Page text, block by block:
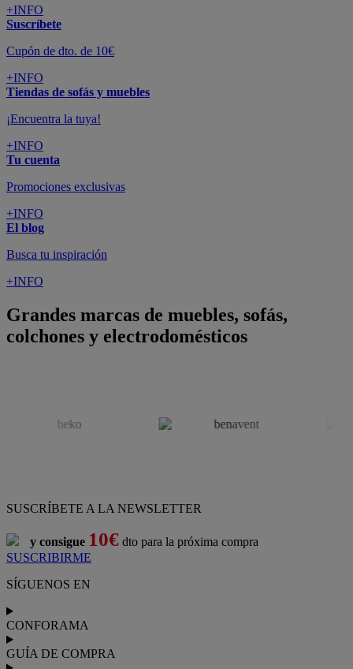
+INFO
Suscríbete
Cupón de dto. de 10€
+INFO
Tiendas de sofás y muebles
¡Encuentra la tuya!
+INFO
Tu cuenta
Promociones exclusivas
+INFO
El blog
Busca tu inspiración
+INFO
Grandes marcas de muebles, sofás,
colchones y electrodomésticos
SUSCRÍBETE A LA NEWSLETTER
y consigue 10€ dto para la próxima compra
SUSCRIBIRME
SÍGUENOS EN
CONFORAMA
GUÍA DE COMPRA